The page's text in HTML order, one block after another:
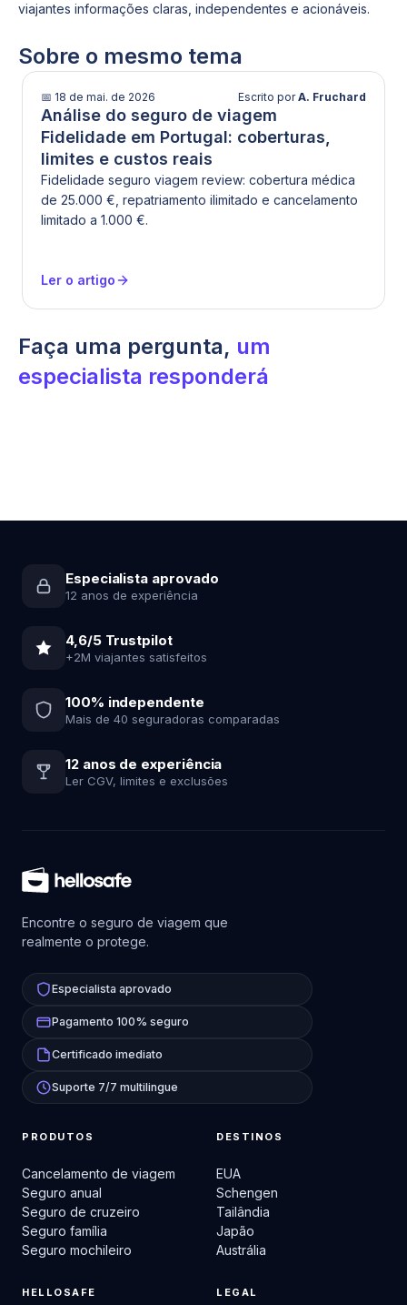
viajantes informações claras, independentes e acionáveis.
Sobre o mesmo tema
📅 18 de mai. de 2026 Escrito porA. Fruchard
Análise do seguro de viagem
Fidelidade em Portugal: coberturas,
limites e custos reais
Fidelidade seguro viagem review: cobertura médica
de 25.000 €, repatriamento ilimitado e cancelamento
limitado a 1.000 €.
Ler o artigo
Faça uma pergunta, um
especialista responderá
Especialista aprovado
12 anos de experiência
4,6/5 Trustpilot
+2M viajantes satisfeitos
100% independente
Mais de 40 seguradoras comparadas
12 anos de experiência
Ler CGV, limites e exclusões
Encontre o seguro de viagem que
realmente o protege.
Especialista aprovado
Pagamento 100% seguro
Certificado imediato
Suporte 7/7 multilingue
PRODUTOS
Cancelamento de viagem
Seguro anual
Seguro de cruzeiro
Seguro família
Seguro mochileiro
DESTINOS
EUA
Schengen
Tailândia
Japão
Austrália
HELLOSAFE LEGAL